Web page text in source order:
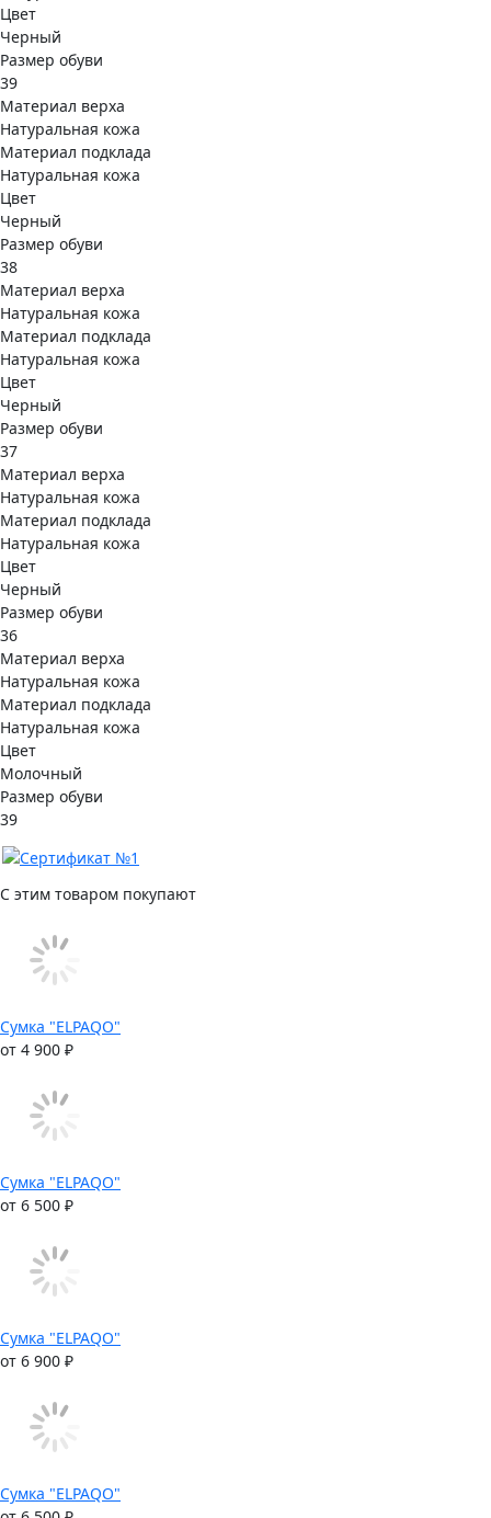
Цвет
Черный
Размер обуви
39
Материал верха
Натуральная кожа
Материал подклада
Натуральная кожа
Цвет
Черный
Размер обуви
38
Материал верха
Натуральная кожа
Материал подклада
Натуральная кожа
Цвет
Черный
Размер обуви
37
Материал верха
Натуральная кожа
Материал подклада
Натуральная кожа
Цвет
Черный
Размер обуви
36
Материал верха
Натуральная кожа
Материал подклада
Натуральная кожа
Цвет
Молочный
Размер обуви
39
С этим товаром покупают
Сумка "ELPAQO"
от 4 900 ₽
Сумка "ELPAQO"
от 6 500 ₽
Сумка "ELPAQO"
от 6 900 ₽
Сумка "ELPAQO"